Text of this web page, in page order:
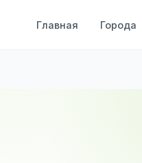
Главная Города